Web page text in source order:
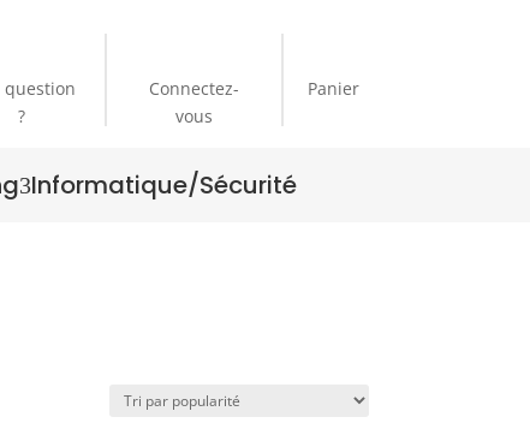
question
?
Connectez-
vous
Panier
3Informatique/Sécurité